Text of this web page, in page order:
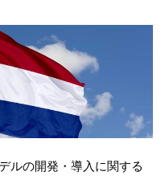
の開発・導入に関する